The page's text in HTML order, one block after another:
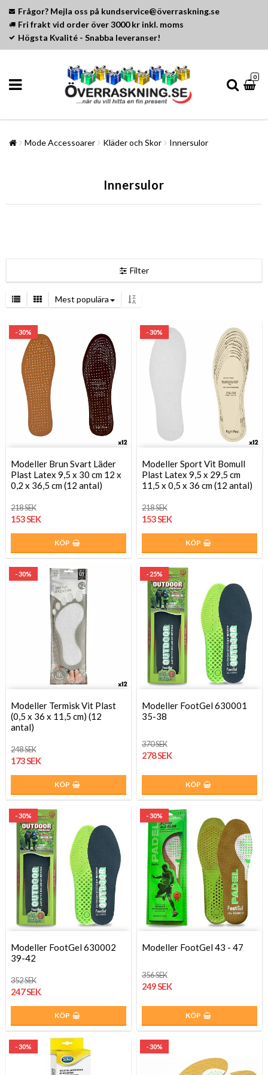
Frågor? Mejla oss på kundservice@överraskning.se
Fri frakt vid order över 3000 kr inkl. moms
Högsta Kvalité - Snabba leveranser!
0
Mode Accessoarer Kläder och Skor Innersulor
Innersulor
Filter
Mest populära
- 30%
Modeller Brun Svart Läder
Plast Latex 9,5 x 30 cm 12 x
0,2 x 36,5 cm (12 antal)
218 SEK
153 SEK
KÖP
- 30%
Modeller Sport Vit Bomull
Plast Latex 9,5 x 29,5 cm
11,5 x 0,5 x 36 cm (12 antal)
218 SEK
153 SEK
KÖP
- 30%
Modeller Termisk Vit Plast
(0,5 x 36 x 11,5 cm) (12
antal)
248 SEK
173 SEK
KÖP
- 25%
Modeller FootGel 630001
35-38
370 SEK
278 SEK
KÖP
- 30%
Modeller FootGel 630002
39-42
352 SEK
247 SEK
KÖP
- 30%
Modeller FootGel 43 - 47
356 SEK
249 SEK
KÖP
- 30% - 30%